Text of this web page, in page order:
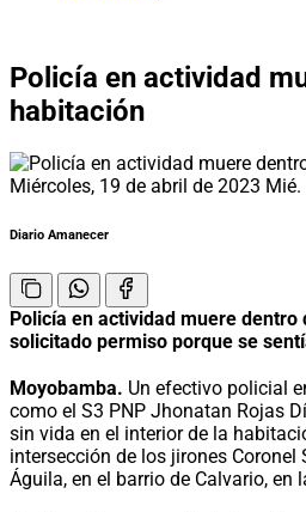
Policía en actividad
habitación
Miércoles, 19 de abril de 2023 Mié.
Diario Amanecer
Policía en actividad muere dentro
solicitado permiso porque se
Moyobamba. Un efectivo policial
como el S3 PNP Jhonatan Rojas
sin vida en el interior de la
intersección de los jirones Coronel
Águila, en el barrio de Calvario, en